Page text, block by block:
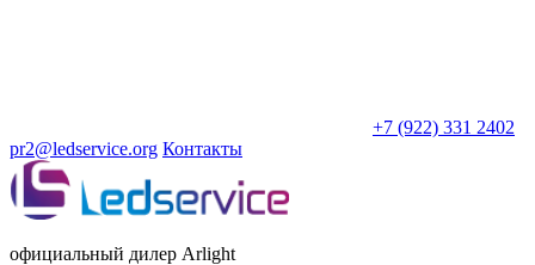
+7 (922) 331 2402
pr2@ledservice.org Контакты
официальный дилер Arlight